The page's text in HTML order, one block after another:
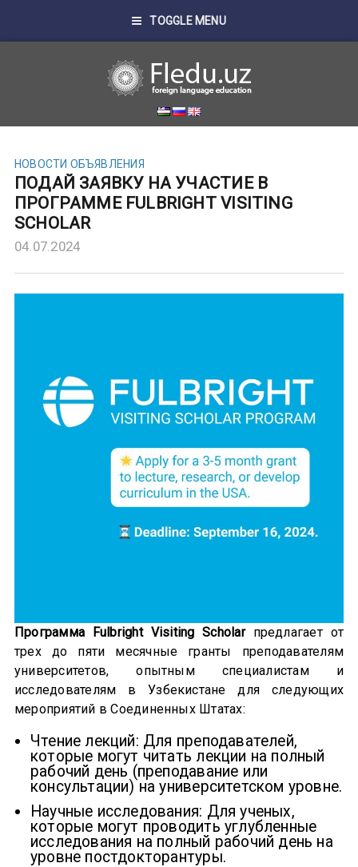
TOGGLE MENU
НОВОСТИ ОБЪЯВЛЕНИЯ
ПОДАЙ ЗАЯВКУ НА УЧАСТИЕ В
ПРОГРАММЕ FULBRIGHT VISITING
SCHOLAR
04.07.2024
Программа Fulbright Visiting Scholar предлагает от
трех до пяти месячные гранты преподавателям
университетов, опытным специалистам и
исследователям в Узбекистане для следующих
мероприятий в Соединенных Штатах:
Чтение лекций: Для преподавателей,
которые могут читать лекции на полный
рабочий день (преподавание или
консультации) на университетском уровне.
Научные исследования: Для ученых,
которые могут проводить углубленные
исследования на полный рабочий день на
уровне постдокторантуры.